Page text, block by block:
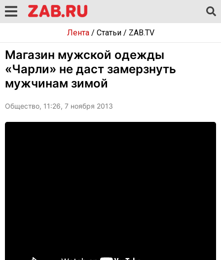
Лента/ Статьи/ ZAB.TV
Магазин мужской одежды
«Чарли» не даст замерзнуть
мужчинам зимой
Общество, 11:26, 7 ноября 2013